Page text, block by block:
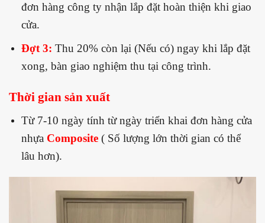
đơn hàng công ty nhận lắp đặt hoàn thiện khi giao
cửa.
Đợt 3: Thu 20% còn lại (Nếu có) ngay khi lắp đặt
xong, bàn giao nghiệm thu tại công trình.
Thời gian sản xuất
Từ 7-10 ngày tính từ ngày triển khai đơn hàng cửa
nhựa Composite( Số lượng lớn thời gian có thể
lâu hơn).